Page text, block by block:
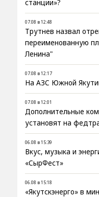
станции»?
07.08 в 12:48
Трутнев назвал
переименованную
Ленина"
07.08 в 12:17
На АЗС Южной
07.08 в 12:01
Дополнительные
установят на
06.08 в 15:39
Вкус, музыка и
«СырФест»
06.08 в 15:18
«Якутскэнерго» в